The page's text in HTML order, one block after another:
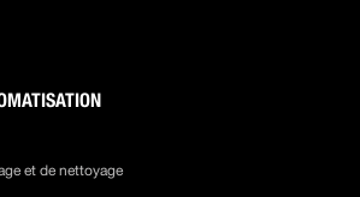
et de nettoyage